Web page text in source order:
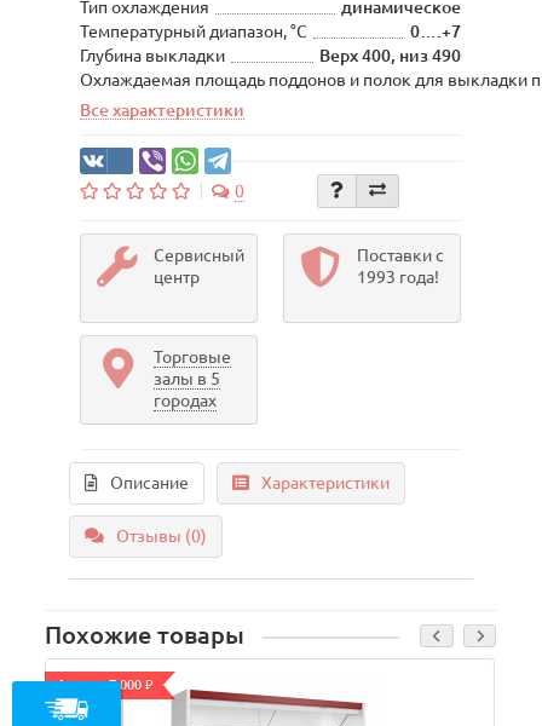
Тип охлаждения
динамическое
Температурный диапазон, °С
0….+7
Глубина выкладки
Верх 400, низ 490
Охлаждаемая площадь поддонов и полок для выкладки
Все характеристики
0
Сервисный
центр
Поставки с
1993 года!
Торговые
залы в 5
городах
Описание Характеристики
Отзывы (0)
Похожие товары
Акция - 7 000 ₽